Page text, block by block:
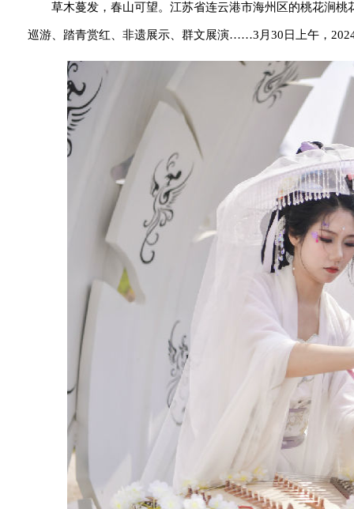
草木蔓发，春山可望。江苏省连云港市海州区的桃花涧
巡游、踏青赏红、非遗展示、群文展演……3月30日上午，